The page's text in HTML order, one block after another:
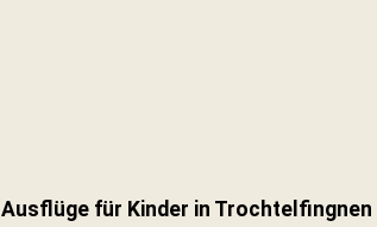
Ausflüge für Kinder in Trochtelfingnen